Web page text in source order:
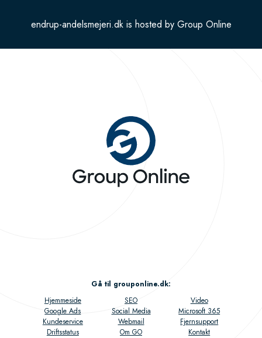
endrup-andelsmejeri.dk is hosted by Group Online
Gå til grouponline.dk:
Hjemmeside
SEO
Video
Google Ads
Social Media
Microsoft 365
Kundeservice
Webmail
Fjernsupport
Driftsstatus
Om GO Kontakt